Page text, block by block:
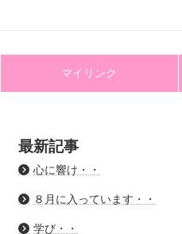
マイリンク
最新記事
心に響け・・
８月に入っています・・
学び・・